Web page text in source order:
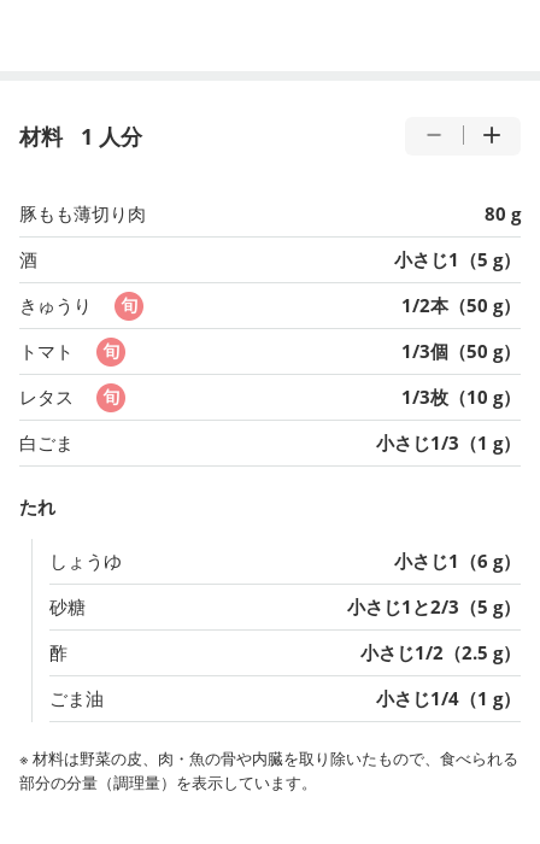
材料 1 人分
豚もも薄切り肉
80 g
酒
小さじ1（5 g）
きゅうり
1/2本（50 g）
トマト
1/3個（50 g）
レタス
1/3枚（10 g）
白ごま
小さじ1/3（1 g）
たれ
しょうゆ
小さじ1（6 g）
砂糖
小さじ1と2/3（5 g）
酢
小さじ1/2（2.5 g）
ごま油
小さじ1/4（1 g）
※ 材料は野菜の皮、肉・魚の骨や内臓を取り除いたもので、食べられる
部分の分量（調理量）を表示しています。